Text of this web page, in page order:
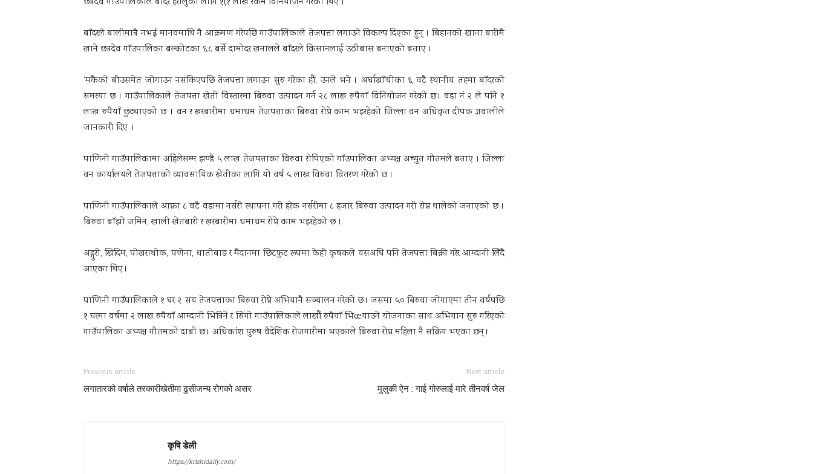
बाँदरले बालीमात्रै नभई मानवमाथि नै आक्रमण गरेपछि गाउँपालिकाले तेजपत्ता लगाउने विकल्प दिएका हुन् । बिहानको खाना बारीमै
खाने छत्रदेव गाँउपालिका बल्कोटका ६८ बर्से दामोदर खनालले बाँदरले किसानलाई उठीबास बनाएको बताए ।
‘मकैको बीउसमेत जोगाउन नसकिएपछि तेजपत्ता लगाउन सुरु गरेका हौं, उनले भने । अर्घाखाँचीका ६ वटै स्थानीय तहमा बाँदरको
समस्या छ । गाउँपालिकाले तेजपत्ता खेती विस्तारमा बिरुवा उत्पादन गर्न २८ लाख रुपैयाँ विनियोजन गरेको छ । वडा नं २ ले पनि १
लाख रुपैयाँ छुट्याएको छ । वन र खरबारीमा धमाधम तेजपत्ताका बिरुवा रोप्ने काम भइरहेको जिल्ला वन अधिकृत दीपक ज्ञवालीले
जानकारी दिए ।
पाणिनी गाउँपालिकामा अहिलेसम्म झण्डै ५ लाख तेजपत्ताका विरुवा रोपिएको गाँउपालिका अध्यक्ष अच्युत गौतमले बताए । जिल्ला
वन कार्यालयले तेजपत्ताको व्यावसायिक खेतीका लागि यो वर्ष ५ लाख विरुवा वितरण गरेको छ ।
पाणिनी गाउँपालिकाले आफ्ना ८ वटै वडामा नर्सरी स्थापना गरी हरेक नर्सरीमा ८ हजार बिरुवा उत्पादन गरी रोप्न थालेको जनाएको छ ।
बिरुवा बाँझो जमिन, खाली खेतबारी र खरबारीमा धमाधम रोप्ने काम भइरहेको छ ।
अड्गुरी, खिदिम, पोखराथोक, पणेना, धातीबाङ र मैदानमा छिटफुट रूपमा केही कृषकले यसअघि पनि तेजपत्ता बिक्री गरेर आम्दानी लिँदै
आएका थिए ।
पाणिनी गाउँपालिकाले १ घर २ सय तेजपत्ताका बिरुवा रोप्ने अभियानै सञ्चालन गरेको छ । जसमा ५० बिरुवा जोगाएमा तीन वर्षपछि
१ घरमा वर्षमा २ लाख रुपैयाँ आम्दानी भित्रिने र सिंगो गाउँपालिकाले लाखौं रुपैयाँ भिœयाउने योजनाका साथ अभियान सुरु गरिएको
गाउँपालिका अध्यक्ष गौतमको दाबी छ । अधिकांश पुरुष वैदेशिक रोजगारीमा भएकाले बिरुवा रोप्न महिला नै सक्रिय भएका छन् ।
Previous article
लगातारको वर्षाले तरकारीखेतीमा ढुसीजन्य रोगको असर
Next article
मुलुकी ऐन : गाई गोरुलाई मारे तीनवर्ष जेल
कृषि डेली
https://krishidaily.com/